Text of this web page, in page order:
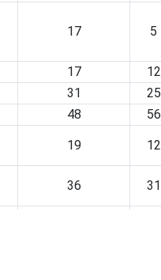
17 5
17 12
31 25
48 56
19 12
36 31